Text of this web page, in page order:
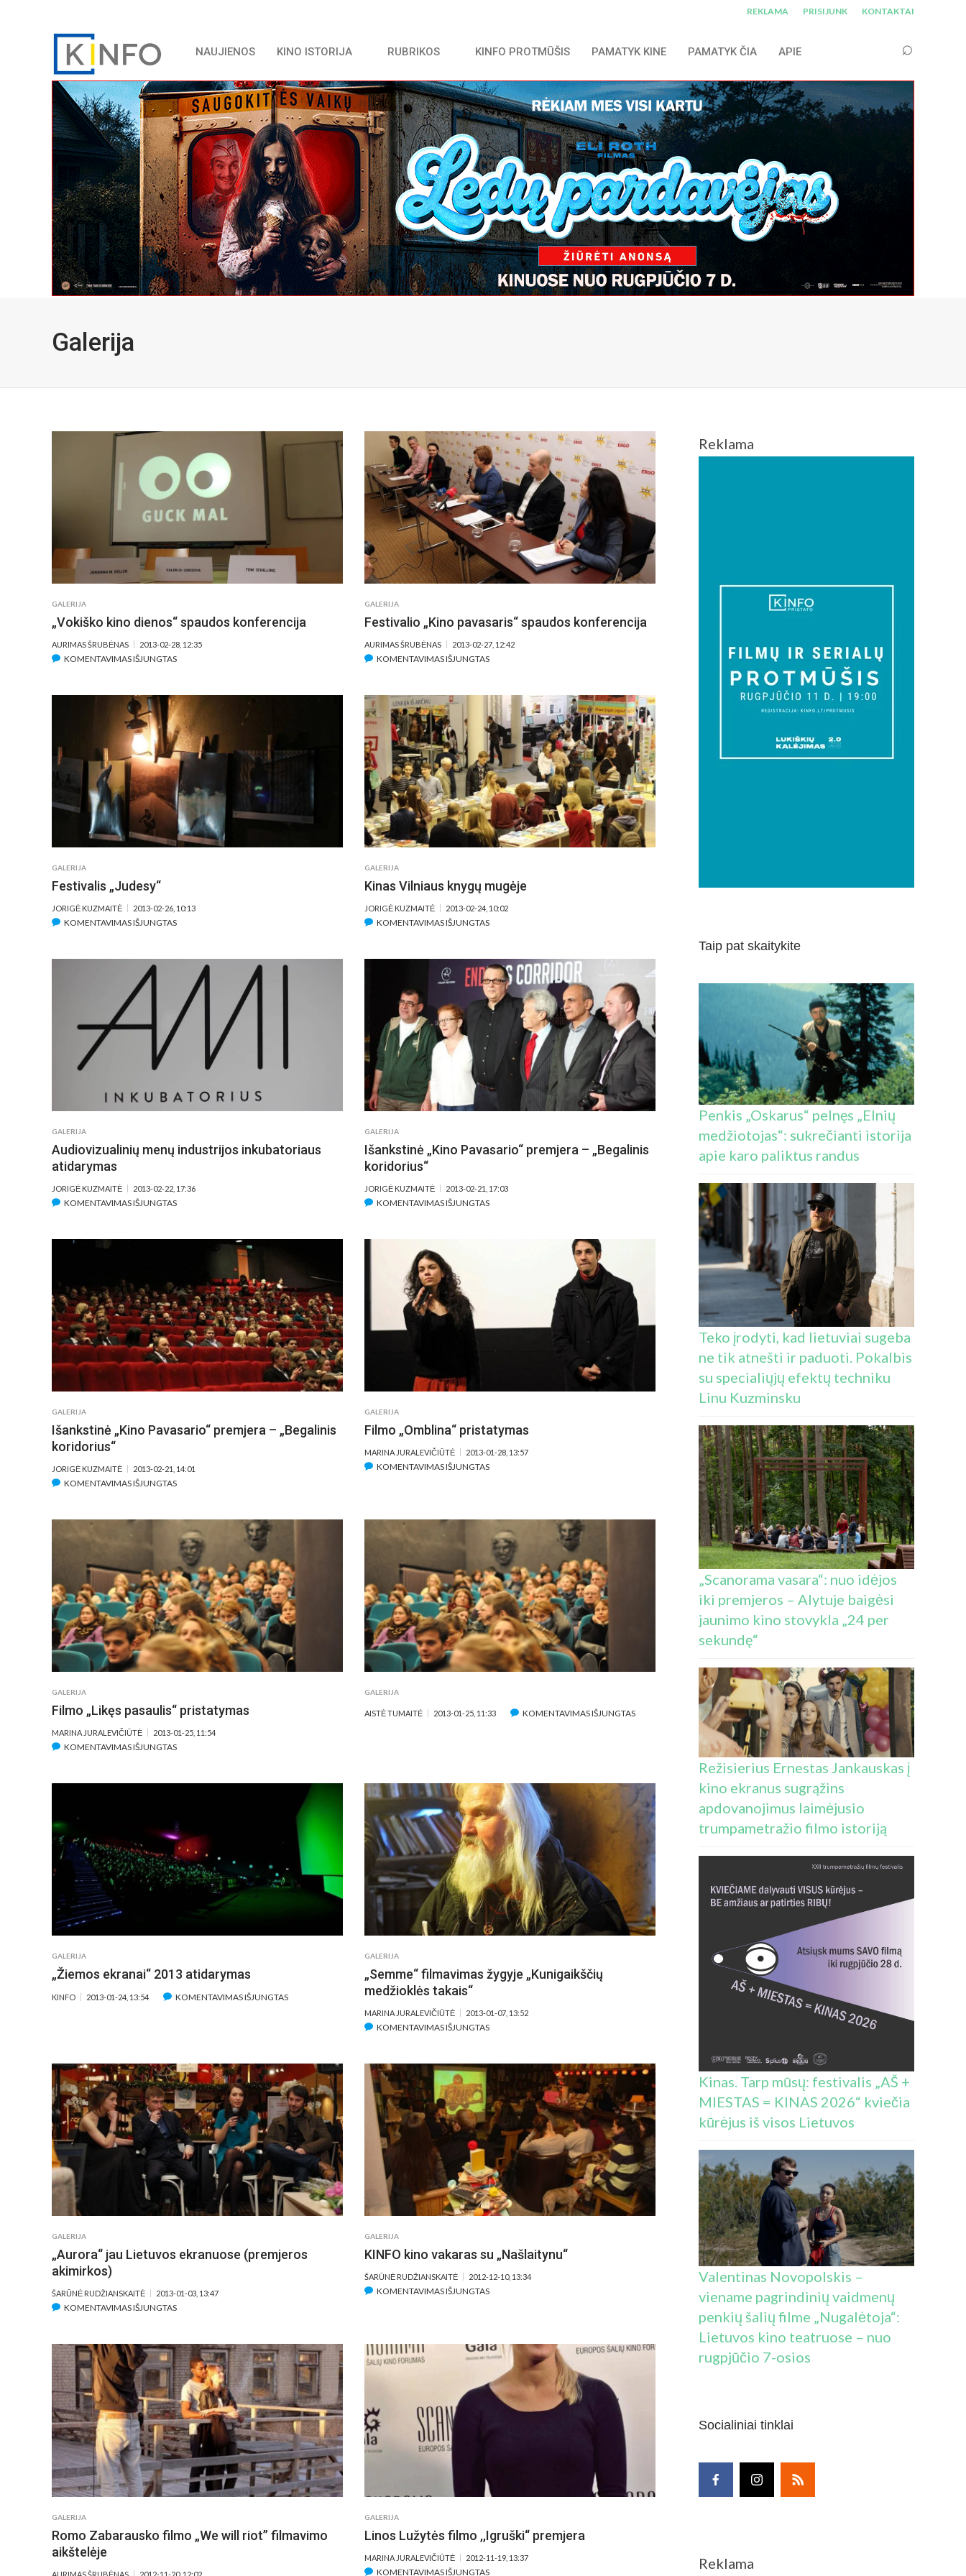
REKLAMA PRISIJUNK KONTAKTAI
NAUJIENOS KINO ISTORIJA RUBRIKOS KINFO PROTMŪŠIS PAMATYK KINE PAMATYK ČIA APIE
Galerija
GALERIJA
„Vokiško kino dienos“ spaudos konferencija
AURIMAS ŠRUBĖNAS 2013-02-28, 12:35
KOMENTAVIMAS IŠJUNGTASĮRAŠE
DIENOS“
SPAUDOS
KONFERENCIJA
GALERIJA
Festivalio „Kino pavasaris“ spaudos konferencija
AURIMAS ŠRUBĖNAS 2013-02-27, 12:42
KOMENTAVIMAS IŠJUNGTASĮRAŠE
PAVASARIS“
SPAUDOS
KONFERENCIJA
GALERIJA
Festivalis „Judesy“
JORIGĖ KUZMAITĖ 2013-02-26, 10:13
KOMENTAVIMAS IŠJUNGTASĮRAŠE
GALERIJA
Kinas Vilniaus knygų mugėje
JORIGĖ KUZMAITĖ 2013-02-24, 10:02
KOMENTAVIMAS IŠJUNGTASĮRAŠE
KNYGŲ
MUGĖJE
GALERIJA
Audiovizualinių menų industrijos inkubatoriaus
atidarymas
JORIGĖ KUZMAITĖ 2013-02-22, 17:36
KOMENTAVIMAS IŠJUNGTASĮRAŠE
INDUSTRIJOS
INKUBATORIAUS
ATIDARYMAS
GALERIJA
Išankstinė „Kino Pavasario“ premjera – „Begalinis
koridorius“
JORIGĖ KUZMAITĖ 2013-02-21, 17:03
KOMENTAVIMAS IŠJUNGTASĮRAŠE
GALERIJA
Išankstinė „Kino Pavasario“ premjera – „Begalinis
koridorius“
JORIGĖ KUZMAITĖ 2013-02-21, 14:01
KOMENTAVIMAS IŠJUNGTASĮRAŠE
PAVASARIO“
PREMJERA
–
„BEGALINIS
KORIDORIUS“
GALERIJA
Filmo „Omblina“ pristatymas
MARINA JURALEVIČIŪTĖ 2013-01-28, 13:57
KOMENTAVIMAS IŠJUNGTASĮRAŠE
GALERIJA
Filmo „Likęs pasaulis“ pristatymas
MARINA JURALEVIČIŪTĖ 2013-01-25, 11:54
KOMENTAVIMAS IŠJUNGTASĮRAŠE
GALERIJA
AISTĖ TUMAITĖ 2013-01-25, 11:33 KOMENTAVIMAS IŠJUNGTASĮRAŠE
GALERIJA
„Žiemos ekranai“ 2013 atidarymas
KINFO 2013-01-24, 13:54 KOMENTAVIMAS IŠJUNGTASĮRAŠE
GALERIJA
„Semme“ filmavimas žygyje „Kunigaikščių
medžioklės takais“
MARINA JURALEVIČIŪTĖ 2013-01-07, 13:52
KOMENTAVIMAS IŠJUNGTASĮRAŠE
ŽYGYJE
„KUNIGAIKŠČIŲ
MEDŽIOKLĖS
TAKAIS“
GALERIJA
„Aurora“ jau Lietuvos ekranuose (premjeros
akimirkos)
ŠARŪNĖ RUDŽIANSKAITĖ 2013-01-03, 13:47
KOMENTAVIMAS IŠJUNGTASĮRAŠE
LIETUVOS
EKRANUOSE
(PREMJEROS
AKIMIRKOS)
GALERIJA
KINFO kino vakaras su „Našlaitynu“
ŠARŪNĖ RUDŽIANSKAITĖ 2012-12-10, 13:34
KOMENTAVIMAS IŠJUNGTASĮRAŠE
SU
„NAŠLAITYNU“
GALERIJA
Romo Zabarausko filmo „We will riot” filmavimo
aikštelėje
AURIMAS ŠRUBĖNAS 2012-11-20, 12:02
GALERIJA
Linos Lužytės filmo ,,Igruški“ premjera
MARINA JURALEVIČIŪTĖ 2012-11-19, 13:37
KOMENTAVIMAS IŠJUNGTASĮRAŠE
Reklama
Taip pat skaitykite
Penkis „Oskarus“ pelnęs „Elnių
medžiotojas“: sukrečianti istorija
apie karo paliktus randus
Teko įrodyti, kad lietuviai sugeba
ne tik atnešti ir paduoti. Pokalbis
su specialiųjų efektų techniku
Linu Kuzminsku
„Scanorama vasara“: nuo idėjos
iki premjeros – Alytuje baigėsi
jaunimo kino stovykla „24 per
sekundę“
Režisierius Ernestas Jankauskas į
kino ekranus sugrąžins
apdovanojimus laimėjusio
trumpametražio filmo istoriją
Kinas. Tarp mūsų: festivalis „AŠ +
MIESTAS = KINAS 2026“ kviečia
kūrėjus iš visos Lietuvos
Valentinas Novopolskis –
viename pagrindinių vaidmenų
penkių šalių filme „Nugalėtoja“:
Lietuvos kino teatruose – nuo
rugpjūčio 7-osios
Socialiniai tinklai
Reklama